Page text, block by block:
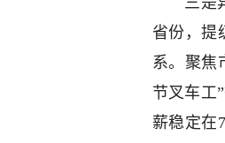
省份，提
系。聚焦
节叉车工
薪稳定在